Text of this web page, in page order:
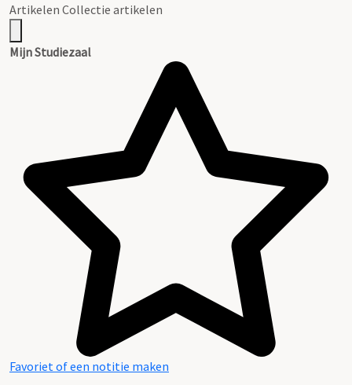
Artikelen Collectie artikelen
Mijn Studiezaal
Favoriet of een notitie maken